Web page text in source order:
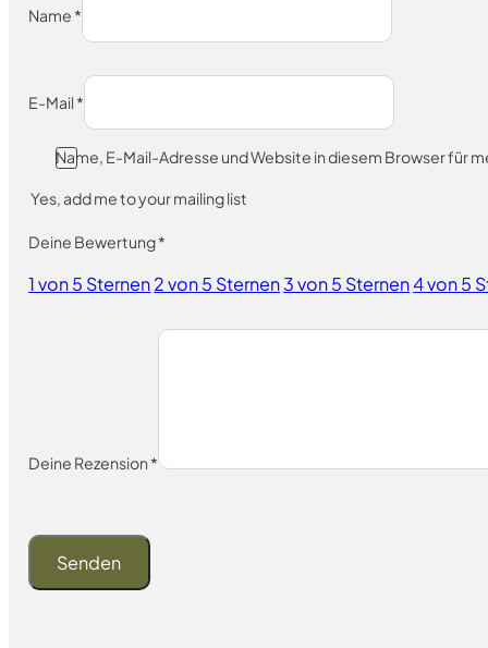
Name *
E-Mail*
Name, E-Mail-Adresse und Website in diesem Browser für
Yes, add me to your mailing list
Deine Bewertung*
1 von 5 Sternen2 von 5 Sternen3 von 5 Sternen4 von 5
Deine Rezension*